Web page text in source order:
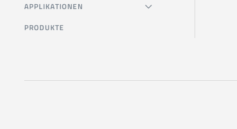
APPLIKATIONEN
PRODUKTE